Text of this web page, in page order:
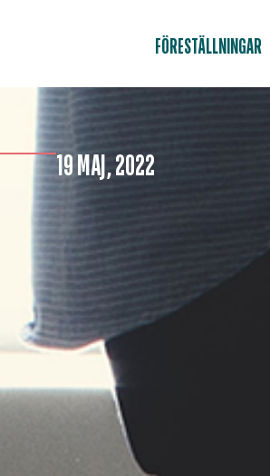
FÖRESTÄLLNINGAR
19 MAJ, 2022